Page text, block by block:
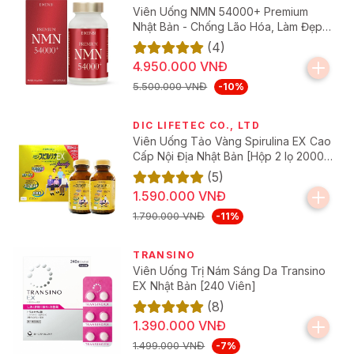
làn da.
Người có nhu cầu cải thiện trí nhớ, tăng cường khả
năng tập trung trong học tập và công việc.
Người muốn bổ sung chất chống oxy hóa, hỗ trợ
Hướng Dẫn Sử Dụng Viên Uống Hỗ Trợ Thải
Độc, Lọc Máu Re Milagroag
dụng, phù hợp để bổ sung cho sức khỏe mỗi ngày.
Hướng dẫn sử dụng viên uống hỗ trợ thải độc, lọc máu Re
Milagroag
Viên Uống NMN 54000+ Premium
Nhật Bản - Chống Lão Hóa, Làm Đẹp
Da
(4)
4.950.000 VNĐ
5.500.000 VNĐ -10%
DIC LIFETEC CO., LTD
Viên Uống Tảo Vàng Spirulina EX Cao
Cấp Nội Địa Nhật Bản [Hộp 2 lọ 2000
Viên]
(5)
1.590.000 VNĐ
1.790.000 VNĐ -11%
TRANSINO
Viên Uống Trị Nám Sáng Da Transino
EX Nhật Bản [240 Viên]
(8)
1.390.000 VNĐ
1.499.000 VNĐ -7%